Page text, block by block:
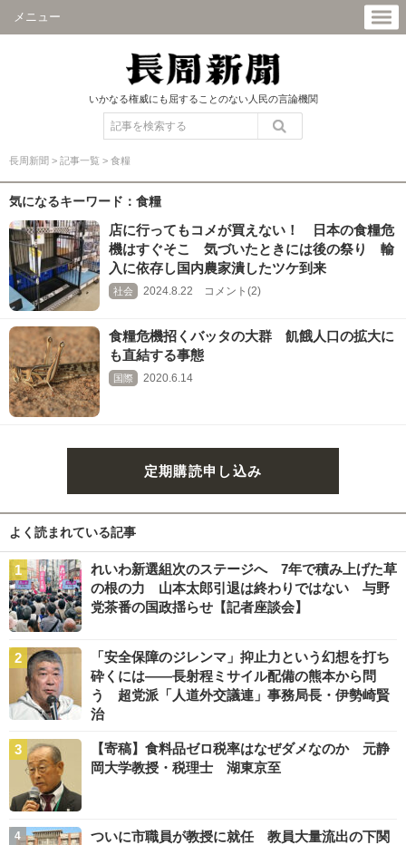
メニュー
いかなる権威にも屈することのない人民の言論機関
長周新聞 > 記事一覧 > 食糧
気になるキーワード：食糧
店に行ってもコメが買えない！ 日本の食糧危
機はすぐそこ 気づいたときには後の祭り 輸
入に依存し国内農家潰したツケ到来
社会 2024.8.22 コメント(2)
食糧危機招くバッタの大群 飢餓人口の拡大に
も直結する事態
国際 2020.6.14
定期購読申し込み
よく読まれている記事
れいわ新選組次のステージへ 7年で積み上げた草
の根の力 山本太郎引退は終わりではない 与野
党茶番の国政揺らせ【記者座談会】
「安全保障のジレンマ」抑止力という幻想を打ち
砕くには――長射程ミサイル配備の熊本から問
う 超党派「人道外交議連」事務局長・伊勢崎賢
治
【寄稿】食料品ゼロ税率はなぜダメなのか 元静
岡大学教授・税理士 湖東京至
ついに市職員が教授に就任 教員大量流出の下関